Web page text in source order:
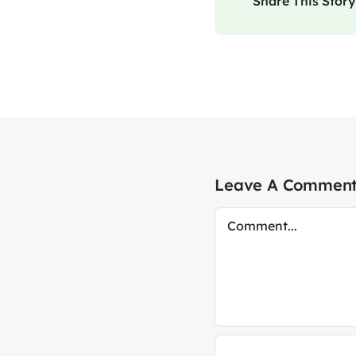
Leave A
Comment